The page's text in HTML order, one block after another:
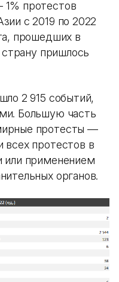
протестов
с 2019 по 2022
прошедших в
пришлось
2 915 событий,
Большую часть
протесты —
всех протестов в
или применением
органов.